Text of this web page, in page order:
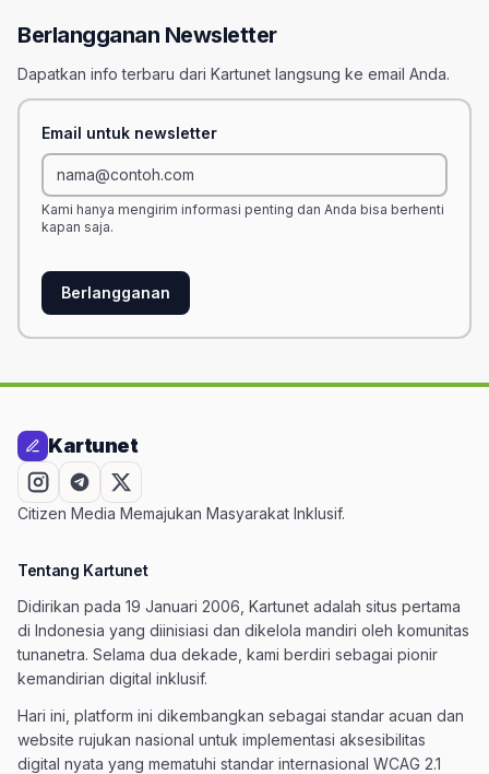
Berlangganan Newsletter
Dapatkan info terbaru dari Kartunet langsung ke email Anda.
Email untuk newsletter
Kami hanya mengirim informasi penting dan Anda bisa berhenti
kapan saja.
Berlangganan
Kartunet
Citizen Media Memajukan Masyarakat Inklusif.
Tentang Kartunet
Didirikan pada 19 Januari 2006, Kartunet adalah situs pertama
di Indonesia yang diinisiasi dan dikelola mandiri oleh komunitas
tunanetra. Selama dua dekade, kami berdiri sebagai pionir
kemandirian digital inklusif.
Hari ini, platform ini dikembangkan sebagai standar acuan dan
website rujukan nasional untuk implementasi aksesibilitas
digital nyata yang mematuhi standar internasional WCAG 2.1